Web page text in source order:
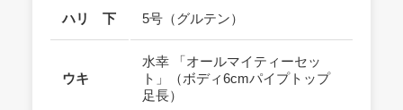
ハリ 下 5号（グルテン）
ウキ
水幸 「オールマイティーセッ
ト」（ボディ6cmパイプトップ
足長）